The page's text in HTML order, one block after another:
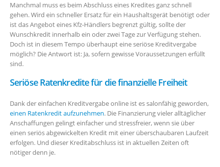
Manchmal muss es beim Abschluss eines Kredites ganz schnell
gehen. Wird ein schneller Ersatz für ein Haushaltsgerät benötigt oder
ist das Angebot eines Kfz-Händlers begrenzt gültig, sollte der
Wunschkredit innerhalb ein oder zwei Tage zur Verfügung stehen.
Doch ist in diesem Tempo überhaupt eine seriöse Kreditvergabe
möglich? Die Antwort ist: Ja, sofern gewisse Voraussetzungen erfüllt
sind.
Seriöse Ratenkredite für die finanzielle Freiheit
Dank der einfachen Kreditvergabe online ist es salonfähig geworden,
einen Ratenkredit aufzunehmen. Die Finanzierung vieler alltäglicher
Anschaffungen gelingt einfacher und stressfreier, wenn sie über
einen seriös abgewickelten Kredit mit einer überschaubaren Laufzeit
erfolgen. Und dieser Kreditabschluss ist in aktuellen Zeiten oft
nötiger denn je.